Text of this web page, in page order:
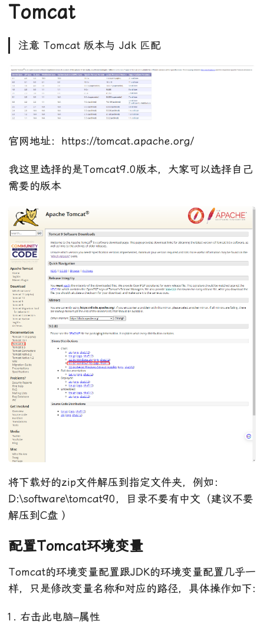
Tomcat
注意 Tomcat 版本与 Jdk 匹配
官网地址：https://tomcat.apache.org/
我这里选择的是Tomcat9.0版本，大家可以选择自己
需要的版本
将下载好的zip文件解压到指定文件夹，例如：
D:\software\tomcat90，目录不要有中文（建议不要
解压到C盘 ）
配置Tomcat环境变量
Tomcat的环境变量配置跟JDK的环境变量配置几乎一
样，只是修改变量名称和对应的路径，具体操作如下:
右击此电脑–属性